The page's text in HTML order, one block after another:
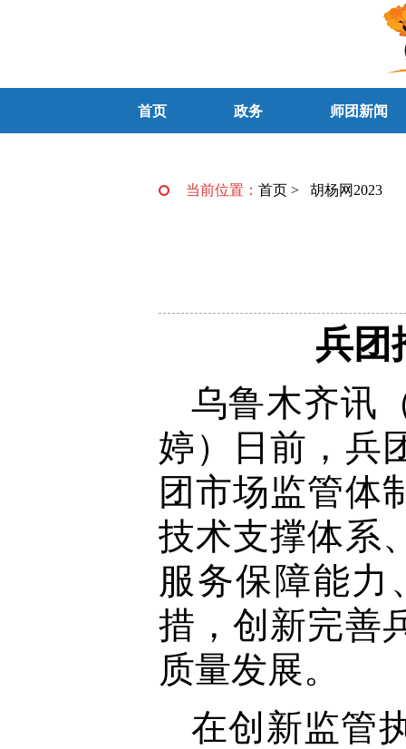
首页 政务 师团新闻
当前位置： 首页 > 胡杨网2023
兵团
乌鲁木齐讯
婷）日前，兵
团市场监管体
技术支撑体系
服务保障能力
措，创新完善
质量发展。
在创新监管